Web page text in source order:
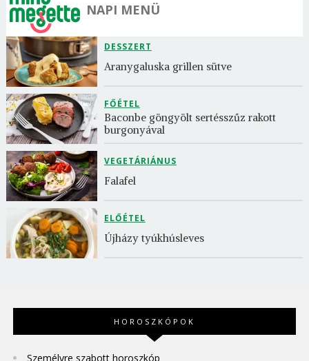
NAPI MENÜ
DESSZERT
Aranygaluska grillen sütve
FŐÉTEL
Baconbe göngyölt sertésszűz rakott
burgonyával
VEGETÁRIÁNUS
Falafel
ELŐÉTEL
Újházy tyúkhúsleves
HOROSZKÓPOK
Személyre szabott horoszkóp